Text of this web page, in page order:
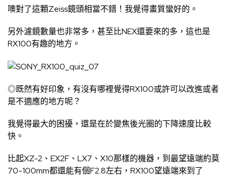
噢對了這顆Zeiss鏡頭相當不錯！我覺得畫質蠻好的。
另外濾鏡數量也非常多，甚至比NEX還要來的多，這也是
RX100有趣的地方。
◎既然有好印象，有沒有哪裡覺得RX100或許可以改進或者
是不適應的地方呢？
我覺得最大的困擾，還是在於變焦後光圈的下降速度比較
快。
比起XZ-2、EX2F、LX7、X10那樣的機器，到最望遠端約莫
70-100mm都還能有個F2.8左右，RX100望遠端來到了